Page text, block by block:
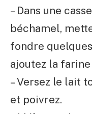
– Dans une
béchamel,
fondre
ajoutez la
– Versez le lait
et poivrez.